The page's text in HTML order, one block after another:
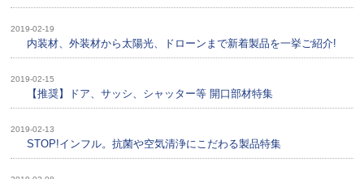
2019-02-19
内装材、外装材から太陽光、ドローンまで新着製品を一挙ご紹介!
2019-02-15
【推奨】ドア、サッシ、シャッター等 開口部材特集
2019-02-13
STOP!インフル。抗菌や空気清浄にこだわる製品特集